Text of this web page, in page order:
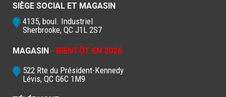
SIÈGE SOCIAL ET MAGASIN
4135, boul. Industriel
Sherbrooke, QC J1L 2S7
MAGASIN - BIENTÔT EN 2026
522 Rte du Président-Kennedy
Lévis, QC G6C 1M9